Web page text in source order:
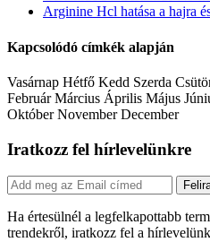
Arginine Hcl hatása a hajra
Kapcsolódó címkék alapján
Vasárnap Hétfő Kedd Szerda
Február Március Április Május
Október November December
Iratkozz fel hírlevelünkre
Ha értesülnél a legfelkapottabb
trendekről, iratkozz fel a